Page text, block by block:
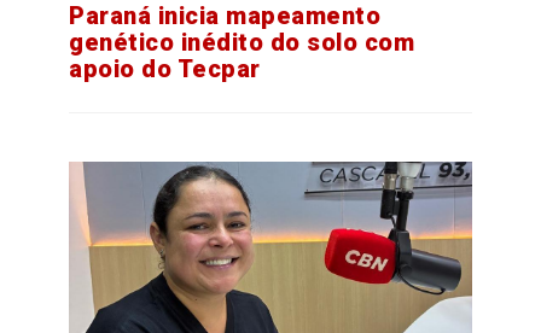
Paraná inicia mapeamento
genético inédito do solo com
apoio do Tecpar